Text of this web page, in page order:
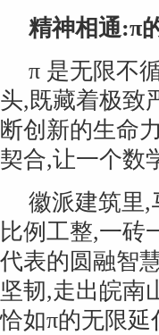
精神相通:π
π 是无限不
头,既藏着极致
断创新的生命
契合,让一个数
徽派建筑里,
比例工整,一砖
代表的圆融智
坚韧,走出皖南
恰如π的无限